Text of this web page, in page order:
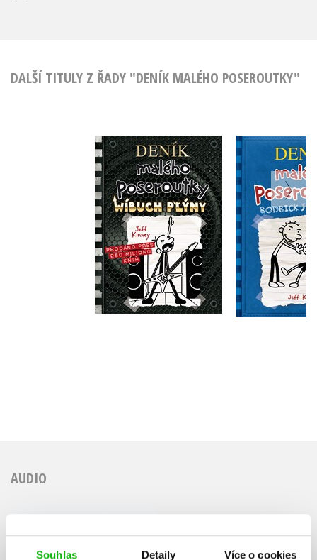
Souhlas Detaily Více o cookies
DALŠÍ TITULY Z ŘADY "DENÍK MALÉHO POSEROUTKY"
Deník malého
poseroutky 17 -
Wíbuch Plýny
Jeff Kinney
Do košíku
299 Kč
239 Kč
Deník
Rodrick
Jeff
Do
239 Kč
AUDIO